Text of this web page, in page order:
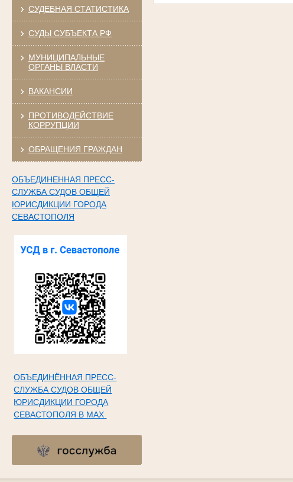
СУДЕБНАЯ СТАТИСТИКА
СУДЫ СУБЪЕКТА РФ
МУНИЦИПАЛЬНЫЕ
ОРГАНЫ ВЛАСТИ
ВАКАНСИИ
ПРОТИВОДЕЙСТВИЕ
КОРРУПЦИИ
ОБРАЩЕНИЯ ГРАЖДАН
ОБЪЕДИНЕННАЯ ПРЕСС-
СЛУЖБА СУДОВ ОБЩЕЙ
ЮРИСДИКЦИИ ГОРОДА
СЕВАСТОПОЛЯ
ОБЪЕДИНЁННАЯ ПРЕСС-
СЛУЖБА СУДОВ ОБЩЕЙ
ЮРИСДИКЦИИ ГОРОДА
СЕВАСТОПОЛЯ В МАХ